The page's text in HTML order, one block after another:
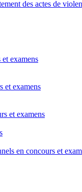
des actes de
examens
et examens
et examens
en concours et